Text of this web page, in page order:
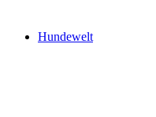
Hundewelt